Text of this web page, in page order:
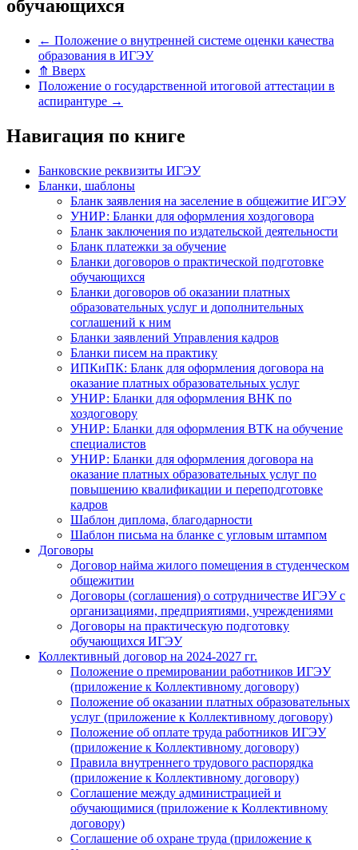
обучающихся
← Положение о внутренней системе оценки качества
образования в ИГЭУ
⤊ Вверх
Положение о государственной итоговой аттестации в
аспирантуре →
Навигация по книге
Банковские реквизиты ИГЭУ
Бланки, шаблоны
Бланк заявления на заселение в общежитие ИГЭУ
УНИР: Бланки для оформления хоздоговора
Бланк заключения по издательской деятельности
Бланк платежки за обучение
Бланки договоров о практической подготовке
обучающихся
Бланки договоров об оказании платных
образовательных услуг и дополнительных
соглашений к ним
Бланки заявлений Управления кадров
Бланки писем на практику
ИПКиПК: Бланк для оформления договора на
оказание платных образовательных услуг
УНИР: Бланки для оформления ВНК по
хоздоговору
УНИР: Бланки для оформления ВТК на обучение
специалистов
УНИР: Бланки для оформления договора на
оказание платных образовательных услуг по
повышению квалификации и переподготовке
кадров
Шаблон диплома, благодарности
Шаблон письма на бланке с угловым штампом
Договоры
Договор найма жилого помещения в студенческом
общежитии
Договоры (соглашения) о сотрудничестве ИГЭУ с
организациями, предприятиями, учреждениями
Договоры на практическую подготовку
обучающихся ИГЭУ
Коллективный договор на 2024-2027 гг.
Положение о премировании работников ИГЭУ
(приложение к Коллективному договору)
Положение об оказании платных образовательных
услуг (приложение к Коллективному договору)
Положение об оплате труда работников ИГЭУ
(приложение к Коллективному договору)
Правила внутреннего трудового распорядка
(приложение к Коллективному договору)
Соглашение между администрацией и
обучающимися (приложение к Коллективному
договору)
Соглашение об охране труда (приложение к